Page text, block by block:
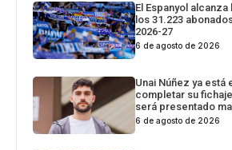
El Espanyol
los 31.223
2026-27
6 de agosto de 2026
Unai Núñez ya está
completar su
será presentado
6 de agosto de 2026